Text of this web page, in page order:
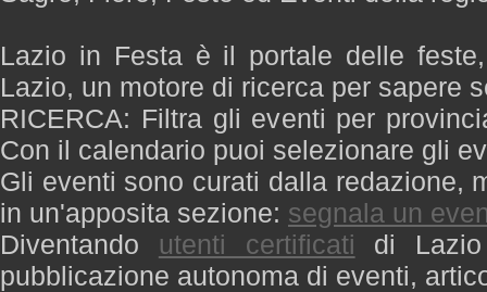
Lazio in Festa è il portale delle
Lazio, un motore di ricerca per sapere
RICERCA: Filtra gli eventi per
Con il calendario puoi selezionare gli
Gli eventi sono curati dalla redazione,
in un'apposita sezione: segnala un
Diventando utenti certificati di
pubblicazione autonoma di eventi,